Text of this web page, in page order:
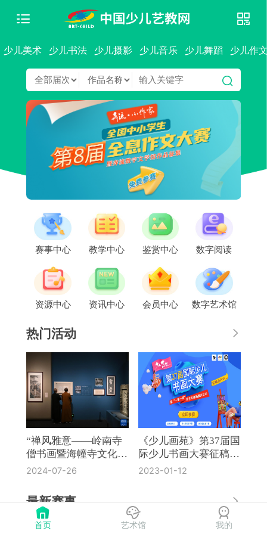
少儿美术 少儿书法 少儿摄影 少儿音乐 少儿舞蹈 少儿作
赛事中心 教学中心 鉴赏中心 数字阅读
资源中心 资讯中心 会员中心 数字艺术馆
热门活动
“禅风雅意——岭南寺
僧书画暨海幢寺文化
展”在国博开幕
2024-07-26
《少儿画苑》第37届国
际少儿书画大赛征稿通
知
2023-01-12
最新赛事
《奔流·小作家》第8届全国中
首页 艺术馆 我的